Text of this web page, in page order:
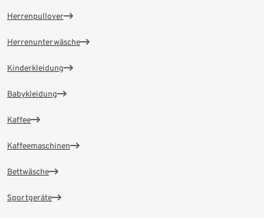
Herrenpullover
Herrenunterwäsche
Kinderkleidung
Babykleidung
Kaffee
Kaffeemaschinen
Bettwäsche
Sportgeräte